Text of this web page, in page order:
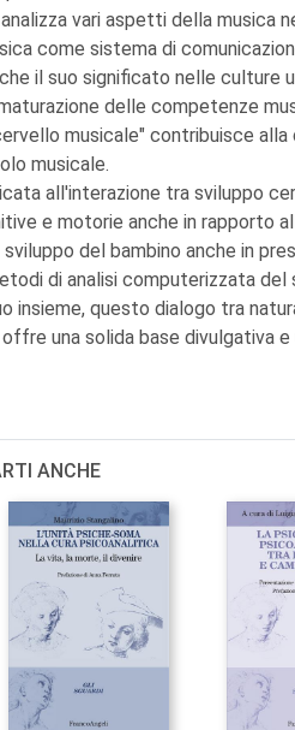
vari aspetti della musica
come sistema di
il suo significato nelle culture
delle competenze
musicale" contribuisce alla
musicale.
all'interazione tra sviluppo
e motorie anche in rapporto
del bambino anche in
di analisi computerizzata del
insieme, questo dialogo tra
una solida base divulgativa
ANCHE